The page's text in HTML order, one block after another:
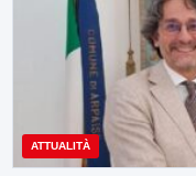
ATTUALITÀ